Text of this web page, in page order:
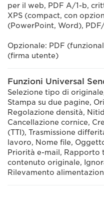
per il web, PDF A/1-b,
XPS (compact, con
(PowerPoint, Word),
Opzionale: PDF
(firma utente)
Funzioni Universal
Selezione tipo di
Stampa su due pagine,
Regolazione densità,
Cancellazione cornice,
(TTI), Trasmissione
lavoro, Nome file,
Priorità e-mail, Rapporto
contenuto originale,
Rilevamento